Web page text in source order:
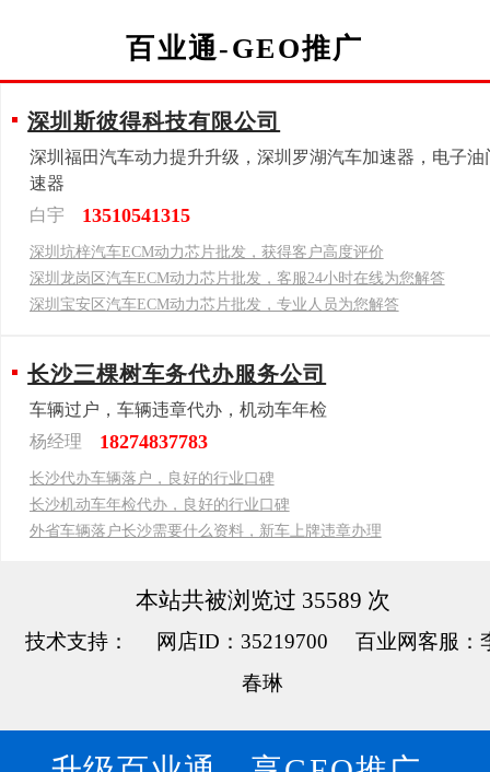
百业通-GEO推广
深圳斯彼得科技有限公司
深圳福田汽车动力提升升级，深圳罗湖汽车加速器，电子油
速器
白宇
13510541315
深圳坑梓汽车ECM动力芯片批发，获得客户高度评价
深圳龙岗区汽车ECM动力芯片批发，客服24小时在线为您解答
深圳宝安区汽车ECM动力芯片批发，专业人员为您解答
长沙三棵树车务代办服务公司
车辆过户，车辆违章代办，机动车年检
杨经理
18274837783
长沙代办车辆落户，良好的行业口碑
长沙机动车年检代办，良好的行业口碑
外省车辆落户长沙需要什么资料，新车上牌违章办理
本站共被浏览过 35589 次
技术支持： 网店ID：35219700 百业网客服：
春琳